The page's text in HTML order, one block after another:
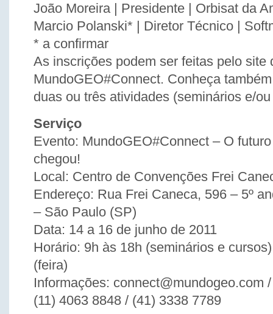
João Moreira | Presidente | Orbisat da
Marcio Polanski* | Diretor Técnico |
* a confirmar
As inscrições podem ser feitas pelo site
MundoGEO#Connect. Conheça
duas ou três atividades (seminários e/
Serviço
Evento: MundoGEO#Connect – O
chegou!
Local: Centro de Convenções Frei
Endereço: Rua Frei Caneca, 596 – 5º
– São Paulo (SP)
Data: 14 a 16 de junho de 2011
Horário: 9h às 18h (seminários e
(feira)
Informações: connect@mundogeo.com
(11) 4063 8848 / (41) 3338 7789